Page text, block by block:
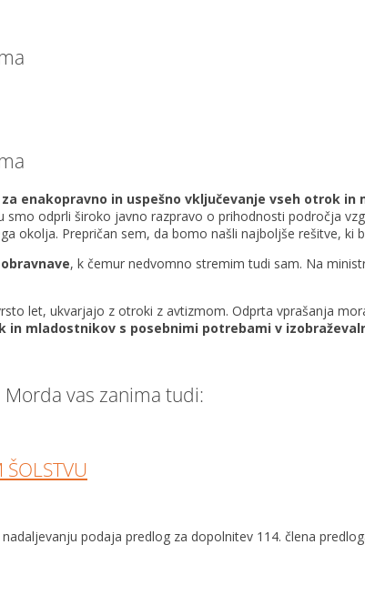
za enakopravno in uspešno vključevanje vseh otrok
odprli široko javno razpravo o prihodnosti področja
okolja. Prepričan sem, da bomo našli najboljše rešitve, ki
, k čemur nedvomno stremim tudi sam. Na
let, ukvarjajo z otroki z avtizmom. Odprta vprašanja
mladostnikov s posebnimi potrebami v
Morda vas zanima tudi:
podaja predlog za dopolnitev 114. člena